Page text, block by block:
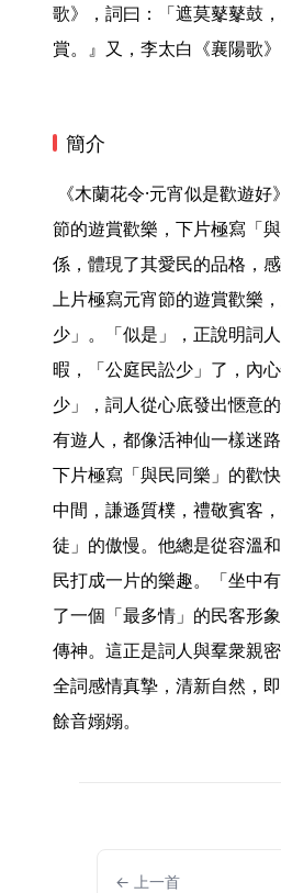
歌》，詞曰：「遮莫鼕鼕鼓
賞。』又，李太白《襄陽歌
簡介
節的遊賞歡樂，下片極寫「
係，體現了其愛民的品格，
上片極寫元宵節的遊賞歡樂
少」。「似是」，正說明詞
暇，「公庭民訟少」了，內
少」，詞人從心底發出愜意
有遊人，都像活神仙一樣迷
下片極寫「與民同樂」的歡
中間，謙遜質樸，禮敬賓客
徒」的傲慢。他總是從容溫
民打成一片的樂趣。「坐中
了一個「最多情」的民客形
傳神。這正是詞人與羣衆親
全詞感情真摯，清新自然，
餘音嫋嫋。
← 上一首